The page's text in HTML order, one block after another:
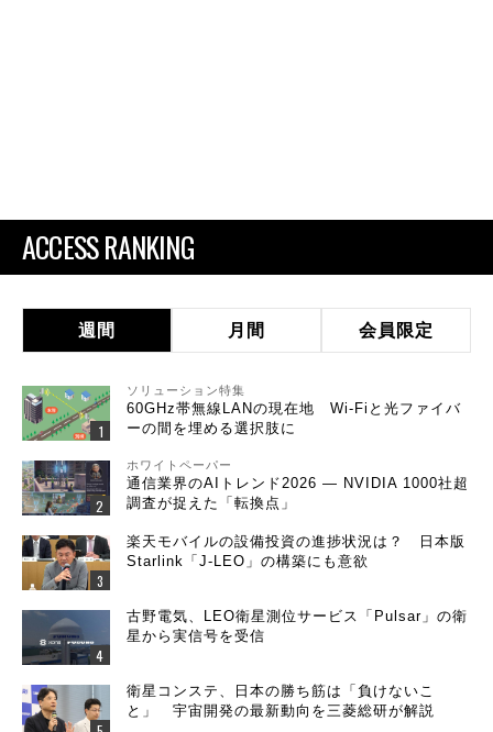
ACCESS RANKING
週間 月間 会員限定
ソリューション特集
60GHz帯無線LANの現在地 Wi-Fiと光ファイバ
ーの間を埋める選択肢に
ホワイトペーパー
通信業界のAIトレンド2026 ― NVIDIA 1000社超
調査が捉えた「転換点」
楽天モバイルの設備投資の進捗状況は？ 日本版
Starlink「J-LEO」の構築にも意欲
古野電気、LEO衛星測位サービス「Pulsar」の衛
星から実信号を受信
衛星コンステ、日本の勝ち筋は「負けないこ
と」 宇宙開発の最新動向を三菱総研が解説